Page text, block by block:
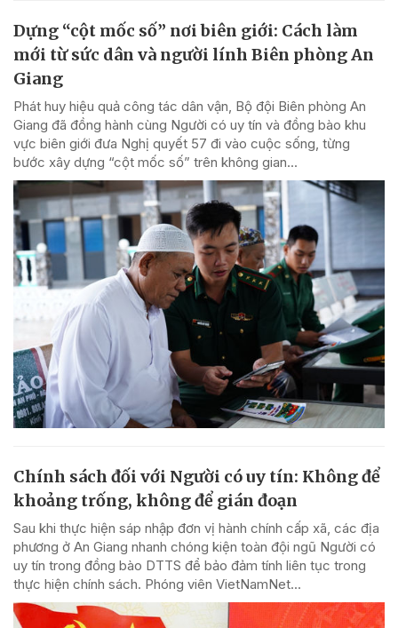
Dựng “cột mốc số” nơi biên giới: Cách làm
mới từ sức dân và người lính Biên phòng An
Giang
Phát huy hiệu quả công tác dân vận, Bộ đội Biên phòng An
Giang đã đồng hành cùng Người có uy tín và đồng bào khu
vực biên giới đưa Nghị quyết 57 đi vào cuộc sống, từng
bước xây dựng “cột mốc số” trên không gian...
Chính sách đối với Người có uy tín: Không để
khoảng trống, không để gián đoạn
Sau khi thực hiện sáp nhập đơn vị hành chính cấp xã, các địa
phương ở An Giang nhanh chóng kiện toàn đội ngũ Người có
uy tín trong đồng bào DTTS để bảo đảm tính liên tục trong
thực hiện chính sách. Phóng viên VietNamNet...